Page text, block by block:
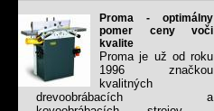
Proma - optimálny
pomer ceny voči
kvalite
Proma je už od roku
1996 značkou
kvalitných
drevoobrábacích a